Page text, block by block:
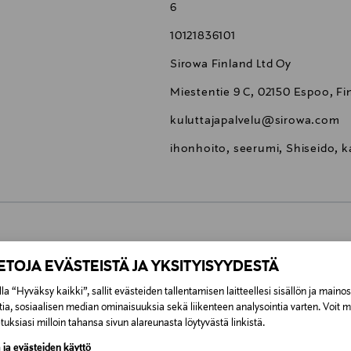
EVÄSTEISTÄ JA YKSITYISYYDESTÄ
“Hyväksy kaikki”, sallit evästeiden tallentamisen laitteellesi sisällön ja
sosiaalisen median ominaisuuksia sekä liikenteen analysointia varten. Voit
milloin tahansa sivun alareunasta löytyvästä linkistä.
ja evästeiden käyttö
6
10121836101
Sirowa Finland Ltd Oy
Miestentie 9 C, 02150 Espoo,
kuluttajapalvelu@sirowa.com
ihonhoito, seerumi, Shiseido,
0,00 € – 4,90 €
tilaukseesi. Voit palauttaa tilaamasi tuotteen 30 vuorokauden
palauttaa avaamattomissa alkuperäispakkauksissaan ja
NÄISTÄ